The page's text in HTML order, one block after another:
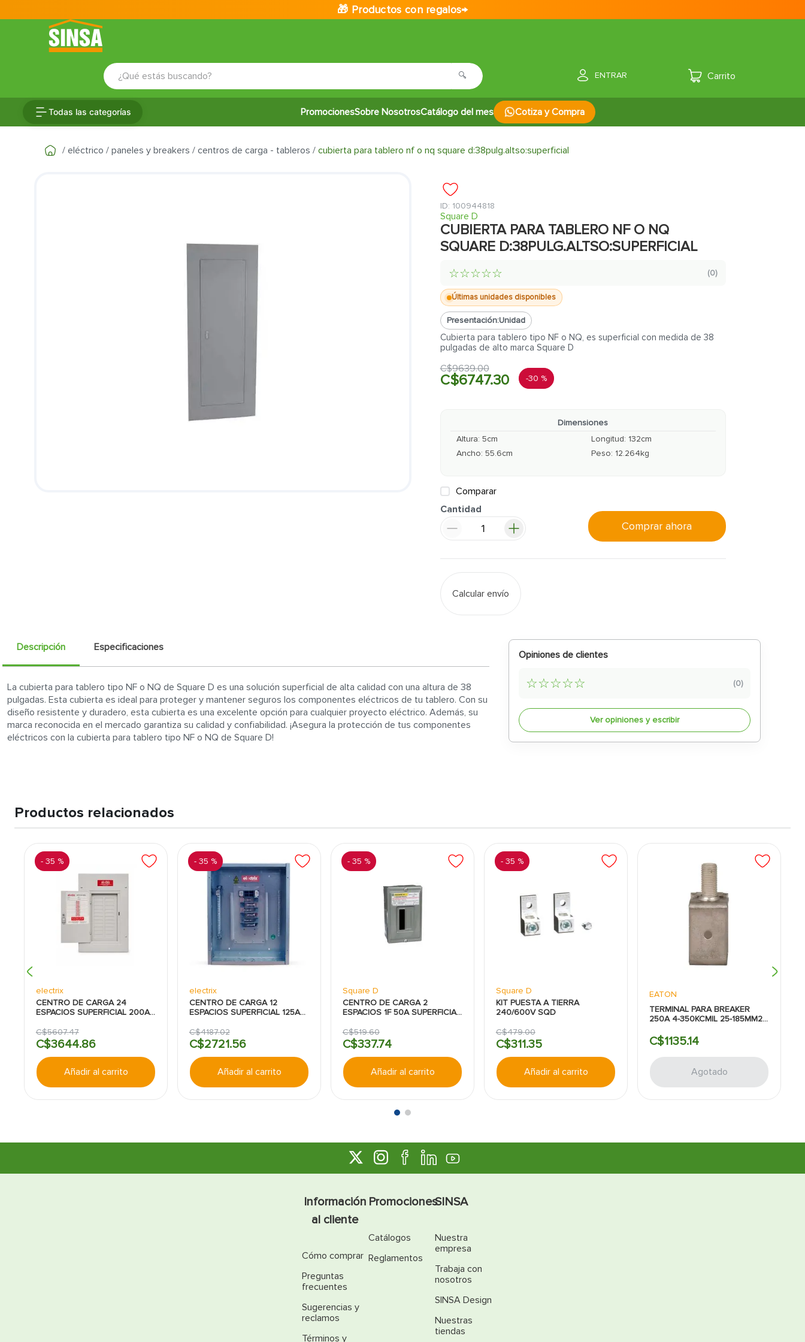
🎁 Productos con regalos→
¿Qué estás buscando?
ENTRAR
Todas las categorías PromocionesSobre NosotrosCatálogo del mes Cotiza y Compra
eléctrico paneles y breakers centros de carga - tableros cubierta para tablero nf o nq square d:38pulg.altso:superficial
: 100944818
Square D
CUBIERTA PARA TABLERO NF O NQ
SQUARE D:38PULG.ALTSO:SUPERFICIAL
☆☆☆☆☆ (0)
Últimas unidades disponibles
Presentación:Unidad
Cubierta para tablero tipo NF o NQ, es superficial con medida de 38
pulgadas de alto marca Square D
C$9639.00
-30 %
C$6747.30
Dimensiones
Altura: 5cm Longitud: 132cm
Ancho: 55.6cm Peso: 12.264kg
Comparar
Cantidad
Comprar ahora
Calcular envío
Descripción Especificaciones
La cubierta para tablero tipo NF o NQ de Square D es una solución superficial de alta calidad con una altura de 38
pulgadas. Esta cubierta es ideal para proteger y mantener seguros los componentes eléctricos de tu tablero. Con su
diseño resistente y duradero, esta cubierta es una excelente opción para cualquier proyecto eléctrico. Además, su
marca reconocida en el mercado garantiza su calidad y confiabilidad. ¡Asegura la protección de tus componentes
eléctricos con la cubierta para tablero tipo NF o NQ de Square D!
Opiniones de clientes
☆☆☆☆☆ (0)
Ver opiniones y escribir
Productos relacionados
- 35 %
electrix
CENTRO DE CARGA 24
ESPACIOS SUPERFICIAL 200A
C$5607.47
C$3644.86
Añadir al carrito
- 35 %
electrix
CENTRO DE CARGA 12
ESPACIOS SUPERFICIAL 125A
C$4187.02
C$2721.56
Añadir al carrito
- 35 %
Square D
CENTRO DE CARGA 2
ESPACIOS 1F 50A SUPERFICIAL
C$519.60
C$337.74
Añadir al carrito
- 35 %
Square D
KIT PUESTA A TIERRA
240/600V SQD
C$479.00
C$311.35
Añadir al carrito
EATON
TERMINAL PARA BREAKER
250A 4-350KCMIL 25-185MM2
C$1135.14
Agotado
Información
al cliente
Cómo comprar
Preguntas
frecuentes
Sugerencias y
reclamos
Términos y
Promociones
Catálogos
Reglamentos
SINSA
Nuestra
empresa
Trabaja con
nosotros
SINSA Design
Nuestras
tiendas